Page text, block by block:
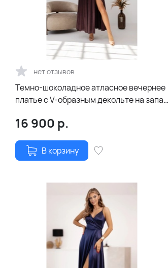
нет отзывов
Темно-шоколадное атласное вечернее
платье с V-образным декольте на запах
16 900 р.
В корзину